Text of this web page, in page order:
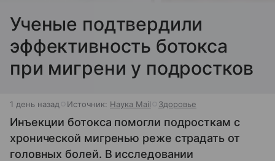
Ученые подтвердили
эффективность ботокса
при мигрени у подростков
1 день назад Источник: Наука Mail Здоровье
Инъекции ботокса помогли подросткам с
хронической мигренью реже страдать от
головных болей. В исследовании